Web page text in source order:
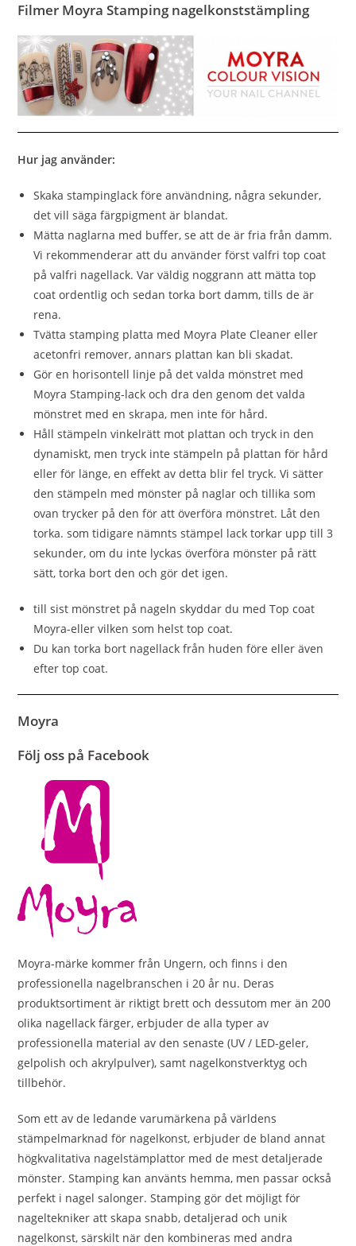
Filmer Moyra Stamping nagelkonststämpling
Hur jag använder:
Skaka stampinglack före användning, några sekunder,
det vill säga färgpigment är blandat.
Mätta naglarna med buffer, se att de är fria från damm.
Vi rekommenderar att du använder först valfri top coat
på valfri nagellack. Var väldig noggrann att mätta top
coat ordentlig och sedan torka bort damm, tills de är
rena.
Tvätta stamping platta med Moyra Plate Cleaner eller
acetonfri remover, annars plattan kan bli skadat.
Gör en horisontell linje på det valda mönstret med
Moyra Stamping-lack och dra den genom det valda
mönstret med en skrapa, men inte för hård.
Håll stämpeln vinkelrätt mot plattan och tryck in den
dynamiskt, men tryck inte stämpeln på plattan för hård
eller för länge, en effekt av detta blir fel tryck. Vi sätter
den stämpeln med mönster på naglar och tillika som
ovan trycker på den för att överföra mönstret. Låt den
torka. som tidigare nämnts stämpel lack torkar upp till 3
sekunder, om du inte lyckas överföra mönster på rätt
sätt, torka bort den och gör det igen.
till sist mönstret på nageln skyddar du med Top coat
Moyra-eller vilken som helst top coat.
Du kan torka bort nagellack från huden före eller även
efter top coat.
Moyra
Följ oss på Facebook
Moyra-märke kommer från Ungern, och finns i den
professionella nagelbranschen i 20 år nu. Deras
produktsortiment är riktigt brett och dessutom mer än 200
olika nagellack färger, erbjuder de alla typer av
professionella material av den senaste (UV / LED-geler,
gelpolish och akrylpulver), samt nagelkonstverktyg och
tillbehör.
Som ett av de ledande varumärkena på världens
stämpelmarknad för nagelkonst, erbjuder de bland annat
högkvalitativa nagelstämplattor med de mest detaljerade
mönster. Stamping kan använts hemma, men passar också
perfekt i nagel salonger. Stamping gör det möjligt för
nageltekniker att skapa snabb, detaljerad och unik
nagelkonst, särskilt när den kombineras med andra